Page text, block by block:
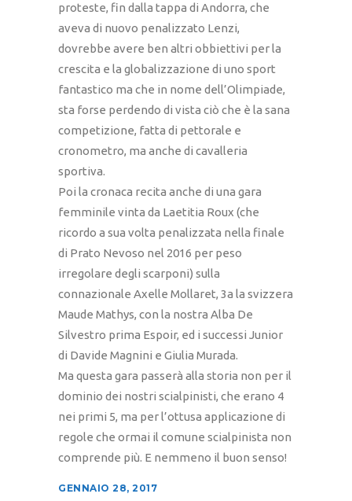
proteste, fin dalla tappa di Andorra, che
aveva di nuovo penalizzato Lenzi,
dovrebbe avere ben altri obbiettivi per la
crescita e la globalizzazione di uno sport
fantastico ma che in nome dell’Olimpiade,
sta forse perdendo di vista ciò che è la sana
competizione, fatta di pettorale e
cronometro, ma anche di cavalleria
sportiva.
Poi la cronaca recita anche di una gara
femminile vinta da Laetitia Roux (che
ricordo a sua volta penalizzata nella finale
di Prato Nevoso nel 2016 per peso
irregolare degli scarponi) sulla
connazionale Axelle Mollaret, 3a la svizzera
Maude Mathys, con la nostra Alba De
Silvestro prima Espoir, ed i successi Junior
di Davide Magnini e Giulia Murada.
Ma questa gara passerà alla storia non per il
dominio dei nostri scialpinisti, che erano 4
nei primi 5, ma per l’ottusa applicazione di
regole che ormai il comune scialpinista non
comprende più. E nemmeno il buon senso!
GENNAIO 28, 2017